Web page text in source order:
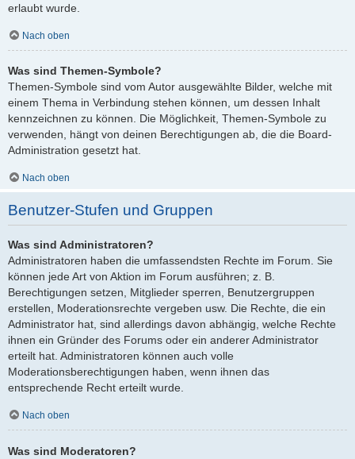
erlaubt wurde.
Nach oben
Was sind Themen-Symbole?
Themen-Symbole sind vom Autor ausgewählte Bilder, welche mit
einem Thema in Verbindung stehen können, um dessen Inhalt
kennzeichnen zu können. Die Möglichkeit, Themen-Symbole zu
verwenden, hängt von deinen Berechtigungen ab, die die Board-
Administration gesetzt hat.
Nach oben
Benutzer-Stufen und Gruppen
Was sind Administratoren?
Administratoren haben die umfassendsten Rechte im Forum. Sie
können jede Art von Aktion im Forum ausführen; z. B.
Berechtigungen setzen, Mitglieder sperren, Benutzergruppen
erstellen, Moderationsrechte vergeben usw. Die Rechte, die ein
Administrator hat, sind allerdings davon abhängig, welche Rechte
ihnen ein Gründer des Forums oder ein anderer Administrator
erteilt hat. Administratoren können auch volle
Moderationsberechtigungen haben, wenn ihnen das
entsprechende Recht erteilt wurde.
Nach oben
Was sind Moderatoren?